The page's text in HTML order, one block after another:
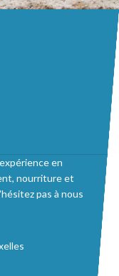
en
nourriture et
pas à nous